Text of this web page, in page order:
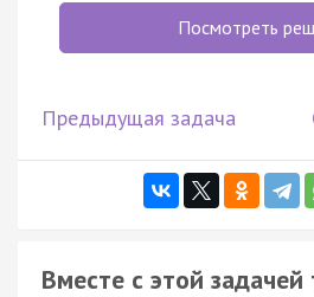
Посмотреть
Предыдущая задача
Вместе с этой